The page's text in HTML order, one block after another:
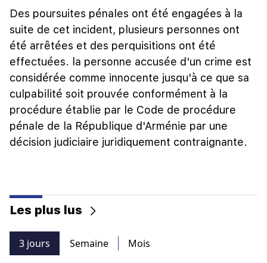
Des poursuites pénales ont été engagées à la
suite de cet incident, plusieurs personnes ont
été arrêtées et des perquisitions ont été
effectuées. la personne accusée d'un crime est
considérée comme innocente jusqu'à ce que sa
culpabilité soit prouvée conformément à la
procédure établie par le Code de procédure
pénale de la République d'Arménie par une
décision judiciaire juridiquement contraignante.
Les plus lus
3 jours Semaine Mois